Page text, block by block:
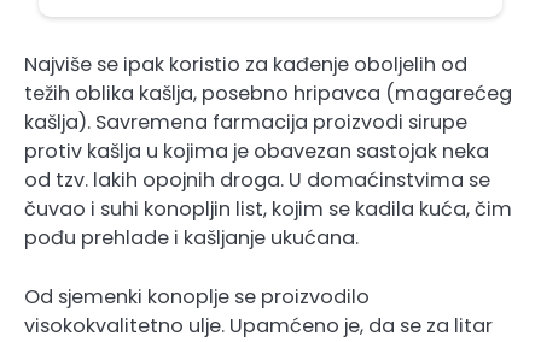
Najviše se ipak koristio za kađenje oboljelih od
težih oblika kašlja, posebno hripavca (magarećeg
kašlja). Savremena farmacija proizvodi sirupe
protiv kašlja u kojima je obavezan sastojak neka
od tzv. lakih opojnih droga. U domaćinstvima se
čuvao i suhi konopljin list, kojim se kadila kuća, čim
pođu prehlade i kašljanje ukućana.
Od sjemenki konoplje se proizvodilo
visokokvalitetno ulje. Upamćeno je, da se za litar